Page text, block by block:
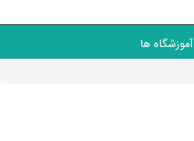
آموزشگاه ها